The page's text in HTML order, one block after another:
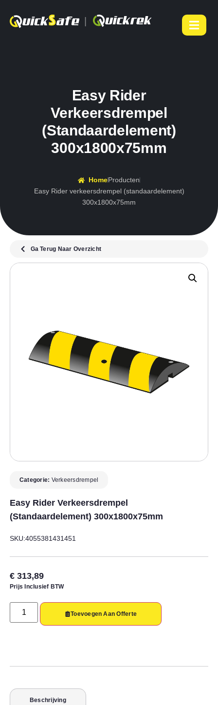
Easy Rider
Verkeersdrempel
(standaardelement)
300x1800x75mm
HomeProducten
Easy Rider verkeersdrempel (standaardelement)
300x1800x75mm
Ga Terug Naar Overzicht
Categorie: Verkeersdrempel
Easy Rider Verkeersdrempel
(standaardelement) 300x1800x75mm
SKU:4055381431451
€ 313,89
Prijs Inclusief BTW
Toevoegen Aan Offerte
Beschrijving